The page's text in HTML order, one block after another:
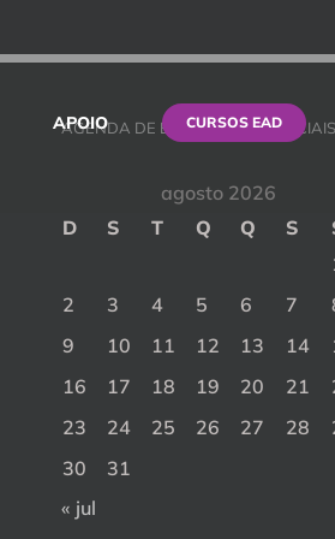
APOIO CURSOS EAD
AGENDA DE EVENTOS PRESENCIAIS
agosto 2026
D
S T Q Q S
2
3 4 5 6 7
9
10 11 12 13 14
16
17 18 19 20 21
23
24 25 26 27 28
30
31
« jul